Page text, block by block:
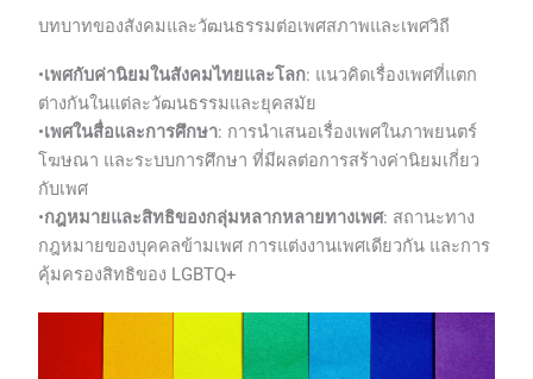
บทบาทของสังคมและวัฒนธรรมต่อเพศสภาพและเพศวิถี
•เพศกับค่านิยมในสังคมไทยและโลก: แนวคิดเรื่องเพศที่แตก
ต่างกันในแต่ละวัฒนธรรมและยุคสมัย
•เพศในสื่อและการศึกษา: การนำเสนอเรื่องเพศในภาพยนตร์
โฆษณา และระบบการศึกษา ที่มีผลต่อการสร้างค่านิยมเกี่ยว
กับเพศ
•กฎหมายและสิทธิของกลุ่มหลากหลายทางเพศ: สถานะทาง
กฎหมายของบุคคลข้ามเพศ การแต่งงานเพศเดียวกัน และการ
คุ้มครองสิทธิของ LGBTQ+